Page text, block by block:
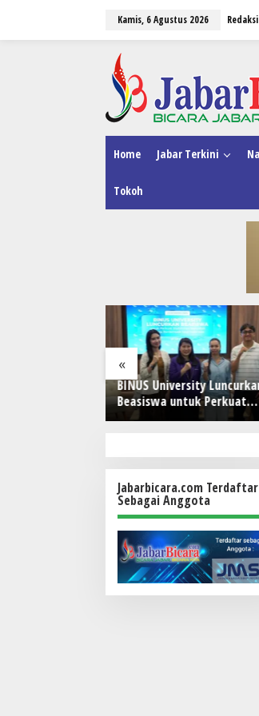
Kamis, 6 Agustus 2026 Redaksi
Home Jabar Terkini
Tokoh
«
BINUS University Luncurkan
Beasiswa untuk Perkuat
Komitmen Mencetak Talenta
Jabarbicara.com Terdaftar
Sebagai Anggota